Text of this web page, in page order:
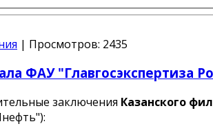
| Просмотров: 2435
ФАУ "Главгосэкспертиза
заключения Казанского
):